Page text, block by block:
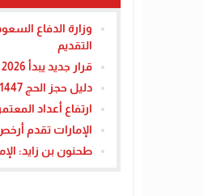
التقديم
قرار جديد يبدأ 2026 يغيّر طريقة صرف الرواتب في السعودية
دليل حجز الحج 1447 عبر منصة “نسك”.. الخطوات والشروط والرابط الرسمي
ارتفاع أعداد المعتمرين بنسبة 31% في الربع الأخير
الإمارات تقدم
طحنون بن زايد: